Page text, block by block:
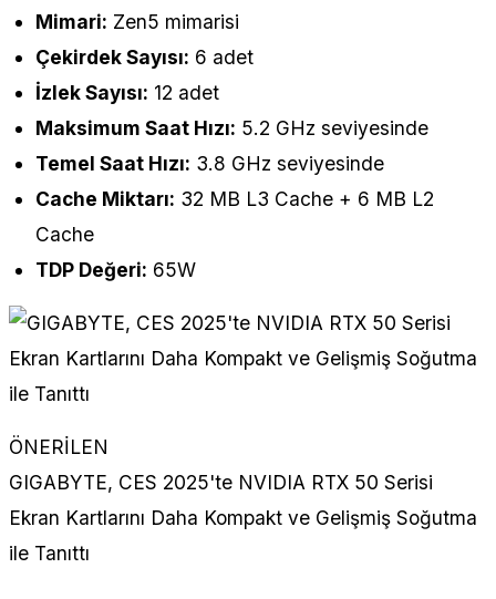
Mimari: Zen5 mimarisi
Çekirdek Sayısı: 6 adet
İzlek Sayısı: 12 adet
Maksimum Saat Hızı: 5.2 GHz seviyesinde
Temel Saat Hızı: 3.8 GHz seviyesinde
Cache Miktarı: 32 MB L3 Cache + 6 MB L2
Cache
TDP Değeri: 65W
ÖNERİLEN
GIGABYTE, CES 2025'te NVIDIA RTX 50 Serisi
Ekran Kartlarını Daha Kompakt ve Gelişmiş Soğutma
ile Tanıttı